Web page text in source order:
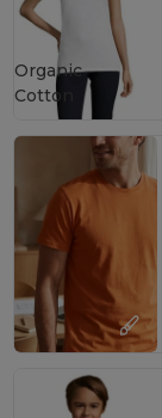
Organic
Cotton